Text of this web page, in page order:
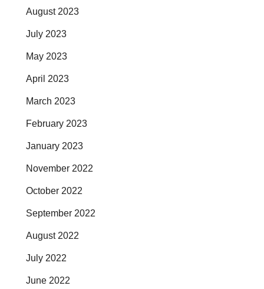
August 2023
July 2023
May 2023
April 2023
March 2023
February 2023
January 2023
November 2022
October 2022
September 2022
August 2022
July 2022
June 2022